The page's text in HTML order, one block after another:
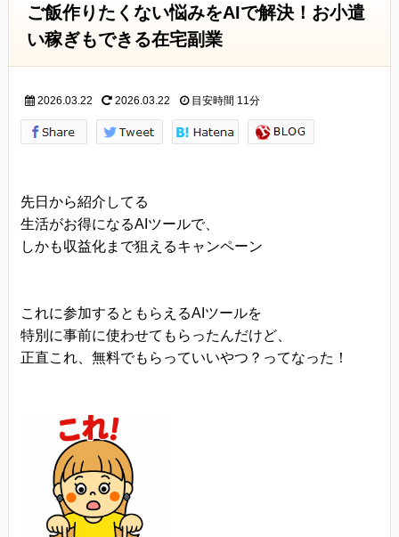
個人情報の定義
電子メールアドレス、職業、勤務先等、特定の個
人を識別し得る情報をいいます。
のみ、個人情報を収集・利用いたします。当方に
よる個人情報の収集・利用は、お客様の自発的な
利用することをお客様が許諾したものとします。
・ご注文された当方の商品をお届けするうえで必
れる情報の提供
・業務遂行上で必要となる当方からの問い合わ
せ、確認、および
サービス向上のための意見収集
・各種のお問い合わせ対応
ご飯作りたくない悩みをAIで解決！お小遣
い稼ぎもできる在宅副業
2026.03.22 2026.03.22 目安時間 11分
先日から紹介してる
生活がお得になるAIツールで、
しかも収益化まで狙えるキャンペーン
これに参加するともらえるAIツールを
特別に事前に使わせてもらったんだけど、
正直これ、無料でもらっていいやつ？ってなった！